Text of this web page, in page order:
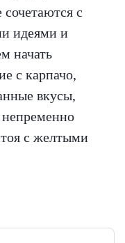
с
идеями и
начать
с карпачо,
вкусы,
непременно
с желтыми